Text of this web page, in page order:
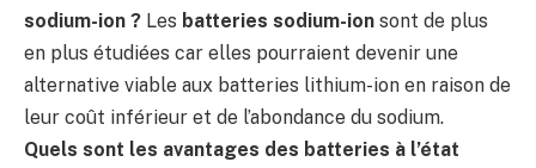
sodium-ion ? Les batteries sodium-ion sont de plus
en plus étudiées car elles pourraient devenir une
alternative viable aux batteries lithium-ion en raison de
leur coût inférieur et de l’abondance du sodium.
Quels sont les avantages des batteries à l’état